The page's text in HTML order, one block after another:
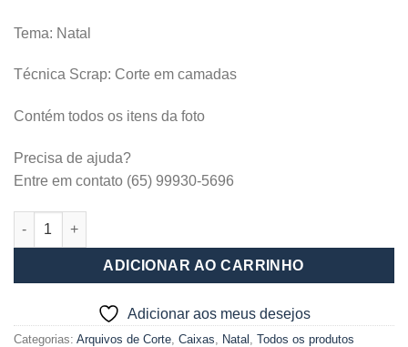
Tema: Natal
Técnica Scrap: Corte em camadas
Contém todos os itens da foto
Precisa de ajuda?
Entre em contato (65) 99930-5696
Arquivo de corte Caixa com alça e decoração pote 250ml
ADICIONAR AO CARRINHO
Adicionar aos meus desejos
Categorias: Arquivos de Corte Caixas Natal Todos os produtos